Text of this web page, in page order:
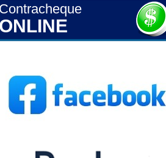
Contracheque
ONLINE